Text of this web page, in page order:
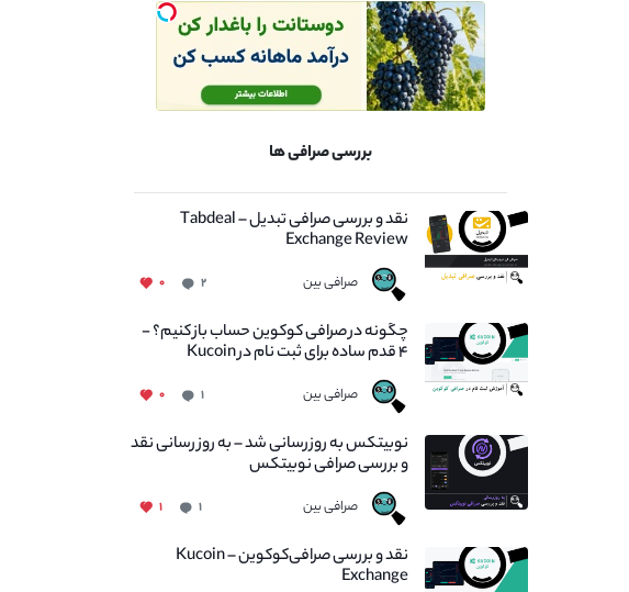
بررسی صرافی ها
نقد و بررسی صرافی تبدیل – Tabdeal
Exchange Review
صرافی بین ۲ ۰
چگونه در صرافی کوکوین حساب باز کنیم؟ -
۴ قدم ساده برای ثبت نام در Kucoin
صرافی بین ۱ ۰
نوبیتکس به روزرسانی شد – به روز رسانی نقد
و بررسی صرافی نوبیتکس
صرافی بین ۱ ۱
نقد و بررسی صرافی‌کوکوین – Kucoin
Exchange